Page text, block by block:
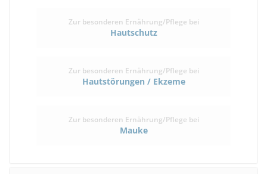
Zur besonderen Ernährung/Pflege bei
Hautschutz
Zur besonderen Ernährung/Pflege bei
Hautstörungen / Ekzeme
Zur besonderen Ernährung/Pflege bei
Mauke